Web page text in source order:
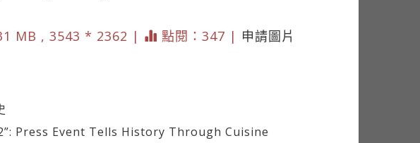
MB , 3543 * 2362 |
點閱：347 | 申請圖片
Press Event Tells History Through Cuisine